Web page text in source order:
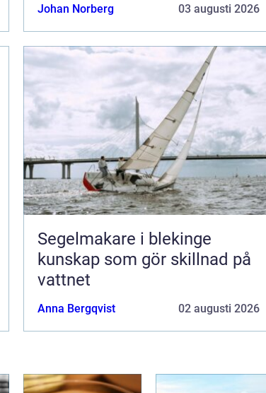
Johan Norberg 03 augusti 2026
Segelmakare i blekinge
kunskap som gör skillnad på
vattnet
Anna Bergqvist 02 augusti 2026